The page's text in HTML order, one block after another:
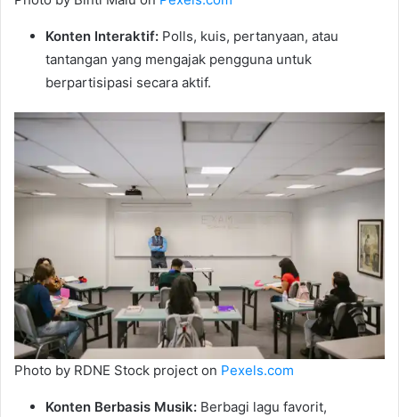
Konten Interaktif: Polls, kuis, pertanyaan, atau
tantangan yang mengajak pengguna untuk
berpartisipasi secara aktif.
Photo by RDNE Stock project on Pexels.com
Konten Berbasis Musik: Berbagi lagu favorit,